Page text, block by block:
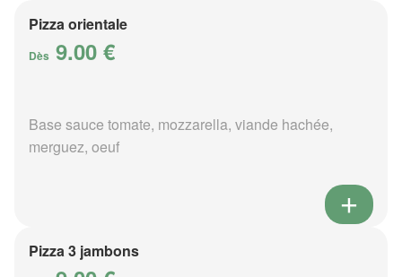
Pizza orientale
Dès 9.00 €
Base sauce tomate, mozzarella, viande hachée,
merguez, oeuf
Pizza 3 jambons